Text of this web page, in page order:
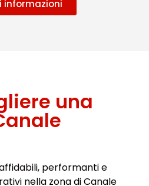
informazioni
una
performanti e
nella zona di Canale